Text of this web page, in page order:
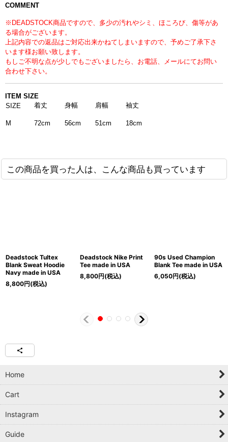
COMMENT
※DEADSTOCK商品ですので、多少の汚れやシミ、ほころび、傷等があ
る場合がございます。
上記内容での返品はご対応出来かねてしまいますので、予めご了承下さ
います様お願い致します。
もしご不明な点が少しでもございましたら、お電話、メールにてお問い
合わせ下さい。
ITEM SIZE
SIZE
着丈 身幅 肩幅 袖丈
M 72cm 56cm 51cm 18cm
この商品を買った人は、こんな商品も買っています
Deadstock Tultex
Blank Sweat Hoodie
Navy made in USA
8,800円(税込)
Deadstock Nike Print
Tee made in USA
8,800円(税込)
90s Used Champion
Blank Tee made in USA
6,050円(税込)
Home
Cart
Instagram
Guide